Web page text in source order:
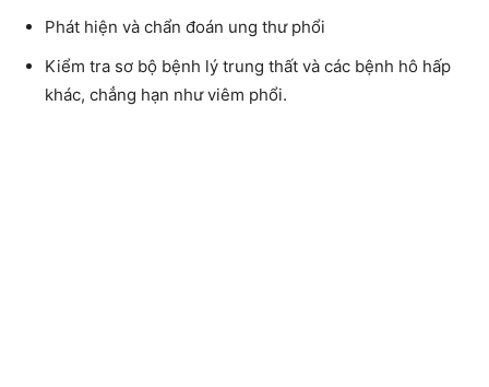
Phát hiện và chẩn đoán ung thư phổi
Kiểm tra sơ bộ bệnh lý trung thất và các bệnh hô hấp
khác, chẳng hạn như viêm phổi.